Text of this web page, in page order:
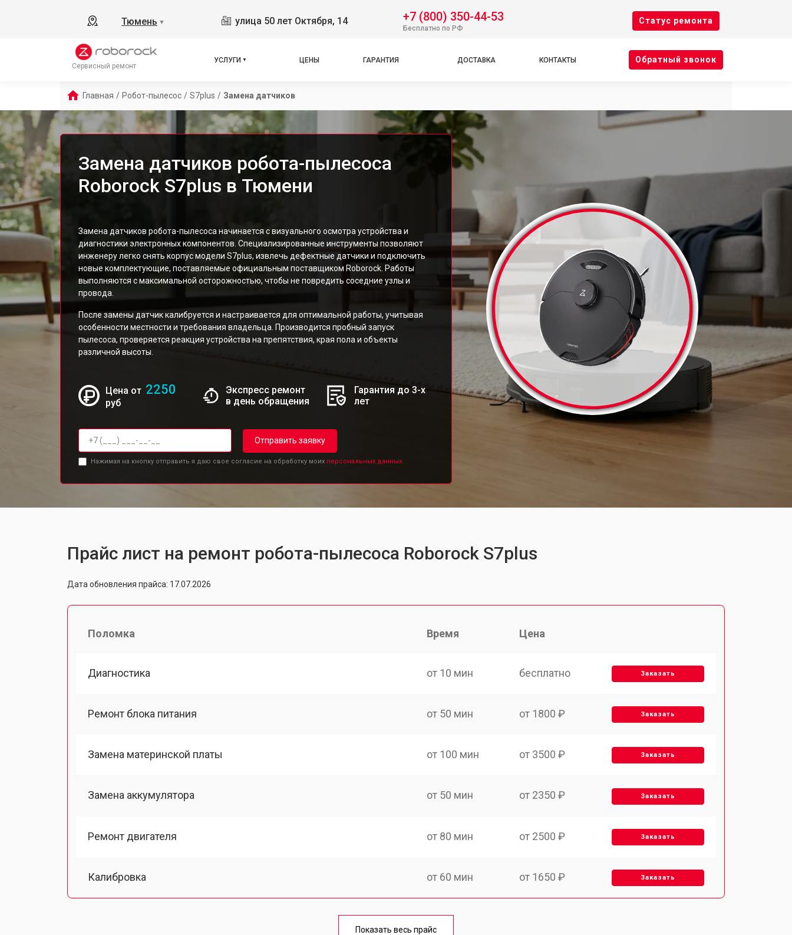
Тюмень ▼ улица 50 лет Октября, 14 +7 (800) 350-44-53
Бесплатно по РФ
Cтатус ремонта
Сервисный ремонт
УСЛУГИ ЦЕНЫ ГАРАНТИЯ ДОСТАВКА КОНТАКТЫ Oбратный звонок
Главная / Робот-пылесос / S7plus / Замена датчиков
Замена датчиков робота-пылесоса
Roborock S7plus в Тюмени
Замена датчиков робота-пылесоса начинается с визуального осмотра устройства и
диагностики электронных компонентов. Специализированные инструменты позволяют
инженеру легко снять корпус модели S7plus, извлечь дефектные датчики и подключить
новые комплектующие, поставляемые официальным поставщиком Roborock. Работы
выполняются с максимальной осторожностью, чтобы не повредить соседние узлы и
провода.
После замены датчик калибруется и настраивается для оптимальной работы, учитывая
особенности местности и требования владельца. Производится пробный запуск
пылесоса, проверяется реакция устройства на препятствия, края пола и объекты
различной высоты.
Цена от 2250
руб
Экспресс ремонт
в день обращения
Гарантия до 3-х
лет
Отправить заявку
Нажимая на кнопку отправить я даю свое согласие на обработку моих персональных данных.
Прайс лист на ремонт робота-пылесоса Roborock S7plus
Дата обновления прайса: 17.07.2026
Поломка Время Цена
Диагностика от 10 мин бесплатно Заказать
Ремонт блока питания от 50 мин от 1800 ₽ Заказать
Замена материнской платы от 100 мин от 3500 ₽ Заказать
Замена аккумулятора от 50 мин от 2350 ₽ Заказать
Ремонт двигателя от 80 мин от 2500 ₽ Заказать
Калибровка от 60 мин от 1650 ₽ Заказать
от 50 мин
Показать весь прайс